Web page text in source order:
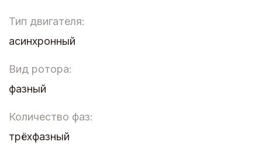
Тип двигателя:
асинхронный
Вид ротора:
фазный
Количество фаз:
трёхфазный